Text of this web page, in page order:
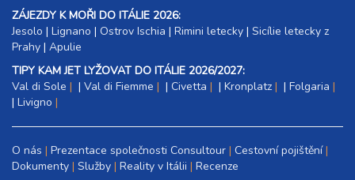
ZÁJEZDY K MOŘI DO ITÁLIE 2026:
Jesolo | Lignano | Ostrov Ischia | Rimini letecky | Sicílie letecky z
Prahy | Apulie
TIPY KAM JET LYŽOVAT DO ITÁLIE 2026/2027:
Val di Sole
| Val di Fiemme | Civetta | Kronplatz | Folgaria
| Livigno
O nás Prezentace společnosti Consultour Cestovní pojištění
Dokumenty Služby Reality v Itálii Recenze